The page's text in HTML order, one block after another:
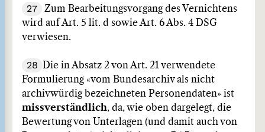
27
Zum Bearbeitungsvorgang des Vernichtens
wird auf Art. 5 lit. d sowie Art. 6 Abs. 4 DSG
verwiesen.
28
Die in Absatz 2 von Art. 21 verwendete
Formulierung «vom Bundesarchiv als nicht
archivwürdig bezeichneten Personendaten» ist
missverständlich, da, wie oben dargelegt, die
Bewertung von Unterlagen (und damit auch von